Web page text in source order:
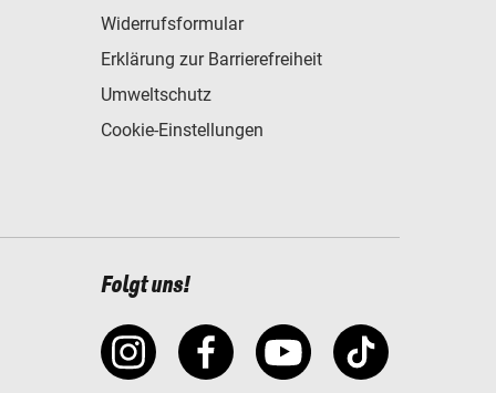
Widerrufsformular
Erklärung zur Barrierefreiheit
Umweltschutz
Cookie-Einstellungen
Folgt uns!